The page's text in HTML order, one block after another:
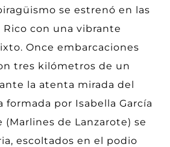
se estrenó en las
con una vibrante
Once embarcaciones
tres kilómetros de un
la atenta mirada del
formada por Isabella García
(Marlines de Lanzarote) se
escoltados en el podio